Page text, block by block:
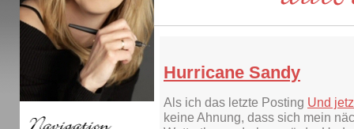
Hurricane Sandy
Als ich das letzte Posting Und
keine Ahnung, dass sich mein